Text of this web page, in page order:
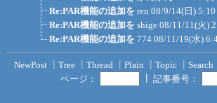
Re:PAR機能の追加を ren 08/9/14(日) 5:10
Re:PAR機能の追加を shige 08/11/11(火)
Re:PAR機能の追加を 774 08/11/19(水)
NewPost Tree Thread Plain Topic Search
ページ：
記事番号：